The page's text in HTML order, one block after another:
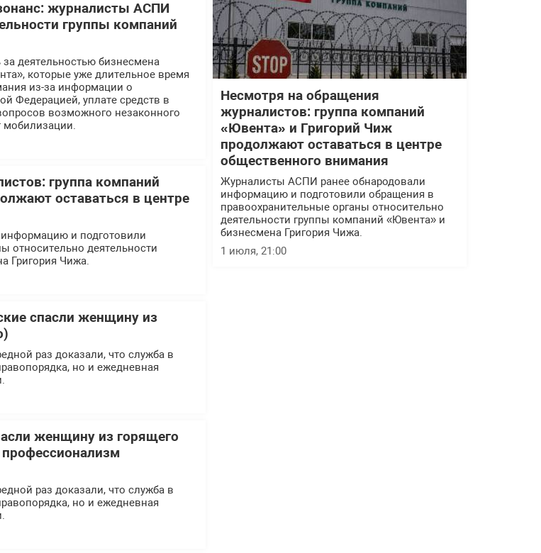
журналисты АСПИ
группы компаний
деятельностью бизнесмена
которые уже длительное время
из-за информации о
Федерацией, уплате средств в
возможного незаконного
мобилизации.
группа компаний
оставаться в центре
и подготовили
относительно деятельности
Григория Чижа.
спасли женщину из
раз доказали, что служба в
но и ежедневная
женщину из горящего
раз доказали, что служба в
но и ежедневная
Несмотря на обращения
журналистов: группа компаний
«Ювента» и Григорий Чиж
продолжают оставаться в центре
общественного внимания
Журналисты АСПИ ранее обнародовали
информацию и подготовили обращения в
правоохранительные органы относительно
деятельности группы компаний «Ювента» и
бизнесмена Григория Чижа.
1 июля, 21:00